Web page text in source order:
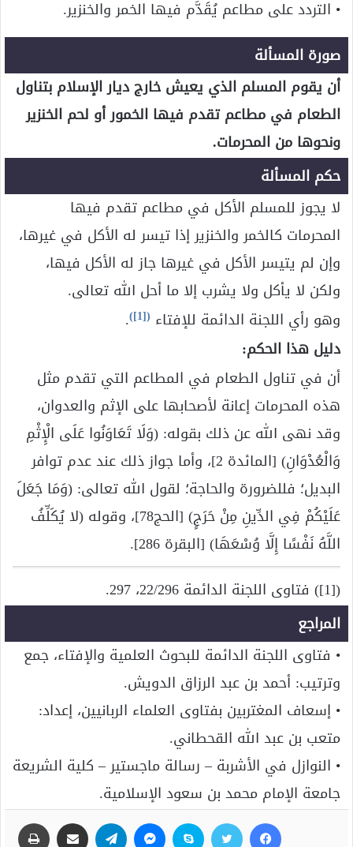
• التردد على مطاعم يُقَدَّم فيها الخمر والخنزير.
صورة المسألة
أن يقوم المسلم الذي يعيش خارج ديار الإسلام بتناول
الطعام في مطاعم تقدم فيها الخمور أو لحم الخنزير
ونحوها من المحرمات.
حكم المسألة
لا يجوز للمسلم الأكل في مطاعم تقدم فيها
المحرمات كالخمر والخنزير إذا تيسر له الأكل في غيرها،
وإن لم يتيسر الأكل في غيرها جاز له الأكل فيها،
ولكن لا يأكل ولا يشرب إلا ما أحل الله تعالى.
وهو رأي اللجنة الدائمة للإفتاء (
[1]
)
.
دليل هذا الحكم:
أن في تناول الطعام في المطاعم التي تقدم مثل
هذه المحرمات إعانة لأصحابها على الإثم والعدوان،
وقد نهى الله عن ذلك بقوله: (وَلَا تَعَاوَنُوا عَلَى الْإِثْمِ
وَالْعُدْوَانِ) [المائدة 2]، وأما جواز ذلك عند عدم توافر
البديل؛ فللضرورة والحاجة؛ لقول الله تعالى: (وَمَا جَعَلَ
عَلَيْكُمْ فِي الدِّينِ مِنْ حَرَجٍ) [الحج78]، وقوله (لا يُكَلِّفُ
اللَّهُ نَفْسًا إِلَّا وُسْعَهَا) [البقرة 286].
([1]) فتاوى اللجنة الدائمة 22/296، 297.
المراجع
• فتاوى اللجنة الدائمة للبحوث العلمية والإفتاء، جمع
وترتيب: أحمد بن عبد الرزاق الدويش.
• إسعاف المغتربين بفتاوى العلماء الربانيين، إعداد:
متعب بن عبد الله القحطاني.
• النوازل في الأشربة – رسالة ماجستير – كلية الشريعة
جامعة الإمام محمد بن سعود الإسلامية.